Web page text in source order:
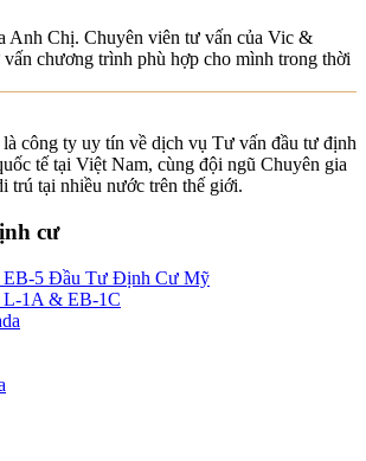
Anh Chị. Chuyên viên tư vấn của Vic &
vấn chương trình phù hợp cho mình trong thời
công ty uy tín về dịch vụ Tư vấn đầu tư định
tế tại Việt Nam, cùng đội ngũ Chuyên gia
trú tại nhiều nước trên thế giới.
cư
EB-5 Đầu Tư Định Cư Mỹ
L-1A & EB-1C